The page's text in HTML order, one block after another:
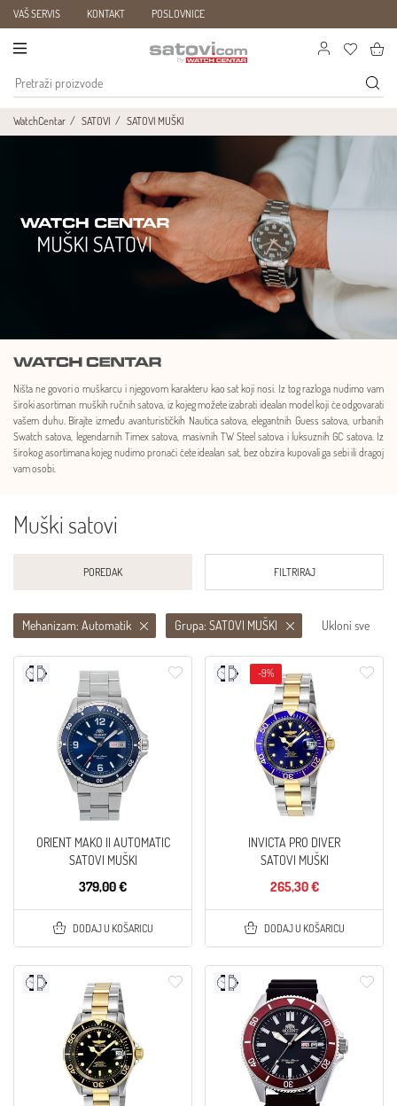
VAŠ SERVIS KONTAKT POSLOVNICE
WatchCentar SATOVI SATOVI MUŠKI
Ništa ne govori o muškarcu i njegovom karakteru kao sat koji nosi. Iz tog razloga nudimo vam
široki asortiman muških ručnih satova, iz kojeg možete izabrati idealan model koji će odgovarati
vašem duhu. Birajte između avanturističkih Nautica satova, elegantnih Guess satova, urbanih
Swatch satova, legendarnih Timex satova, masivnih TW Steel satova i luksuznih GC satova. Iz
širokog asortimana kojeg nudimo pronaći ćete idealan sat, bez obzira kupovali ga sebi ili dragoj
vam osobi.
Muški satovi
POREDAK FILTRIRAJ
Mehanizam: Automatik Grupa: SATOVI MUŠKI Ukloni sve
ORIENT MAKO II AUTOMATIC
SATOVI MUŠKI
379,00 €
DODAJ U KOŠARICU
-9%
INVICTA PRO DIVER
SATOVI MUŠKI
265,30 €
DODAJ U KOŠARICU